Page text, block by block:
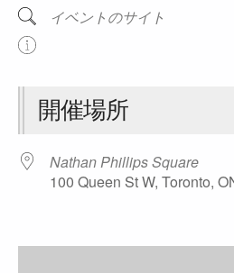
イベントのサイト
開催場所
Nathan Phillips Square
100 Queen St W, Toronto,